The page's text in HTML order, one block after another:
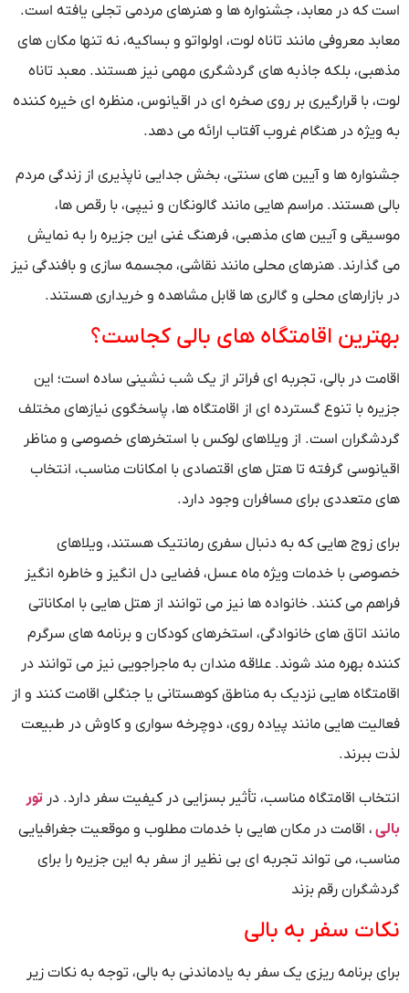
است که در معابد، جشنواره ها و هنرهای مردمی تجلی یافته است.
معابد معروفی مانند تاناه لوت، اولواتو و بساکیه، نه تنها مکان های
مذهبی، بلکه جاذبه های گردشگری مهمی نیز هستند. معبد تاناه
لوت، با قرارگیری بر روی صخره ای در اقیانوس، منظره ای خیره کننده
به ویژه در هنگام غروب آفتاب ارائه می دهد.
جشنواره ها و آیین های سنتی، بخش جدایی ناپذیری از زندگی مردم
بالی هستند. مراسم هایی مانند گالونگان و نیپی، با رقص ها،
موسیقی و آیین های مذهبی، فرهنگ غنی این جزیره را به نمایش
می گذارند. هنرهای محلی مانند نقاشی، مجسمه سازی و بافندگی نیز
در بازارهای محلی و گالری ها قابل مشاهده و خریداری هستند.
بهترین اقامتگاه های بالی کجاست؟
اقامت در بالی، تجربه ای فراتر از یک شب نشینی ساده است؛ این
جزیره با تنوع گسترده ای از اقامتگاه ها، پاسخگوی نیازهای مختلف
گردشگران است. از ویلاهای لوکس با استخرهای خصوصی و مناظر
اقیانوسی گرفته تا هتل های اقتصادی با امکانات مناسب، انتخاب
های متعددی برای مسافران وجود دارد.
برای زوج هایی که به دنبال سفری رمانتیک هستند، ویلاهای
خصوصی با خدمات ویژه ماه عسل، فضایی دل انگیز و خاطره انگیز
فراهم می کنند. خانواده ها نیز می توانند از هتل هایی با امکاناتی
مانند اتاق های خانوادگی، استخرهای کودکان و برنامه های سرگرم
کننده بهره مند شوند. علاقه مندان به ماجراجویی نیز می توانند در
اقامتگاه هایی نزدیک به مناطق کوهستانی یا جنگلی اقامت کنند و از
فعالیت هایی مانند پیاده روی، دوچرخه سواری و کاوش در طبیعت
لذت ببرند.
انتخاب اقامتگاه مناسب، تأثیر بسزایی در کیفیت سفر دارد. در تور
بالی ، اقامت در مکان هایی با خدمات مطلوب و موقعیت جغرافیایی
مناسب، می تواند تجربه ای بی نظیر از سفر به این جزیره را برای
گردشگران رقم بزند
نکات سفر به بالی
برای برنامه ریزی یک سفر به یادماندنی به بالی، توجه به نکات زیر